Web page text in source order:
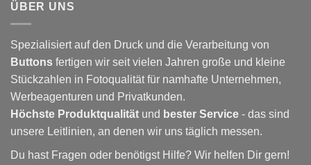
ÜBER UNS
Spezialisiert auf den Druck und die Verarbeitung von
Buttons fertigen wir seit vielen Jahren große und kleine
Stückzahlen in Fotoqualität für namhafte Unternehmen,
Werbeagenturen und Privatkunden.
Höchste Produktqualität und bester Service - das sind
unsere Leitlinien, an denen wir uns täglich messen.
Du hast Fragen oder benötigst Hilfe? Wir helfen Dir gern!